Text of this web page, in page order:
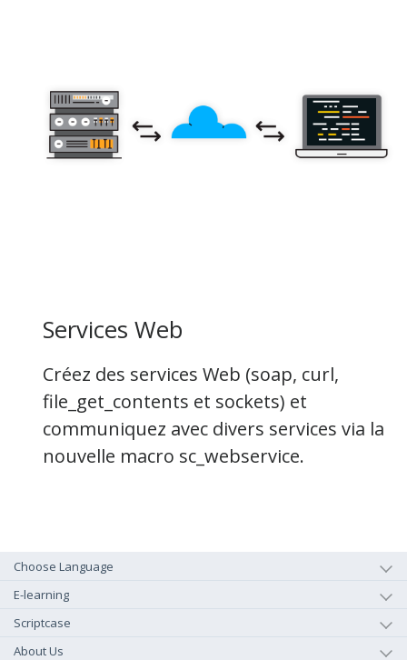
Services Web
Créez des services Web (soap, curl,
file_get_contents et sockets) et
communiquez avec divers services via la
nouvelle macro sc_webservice.
Choose Language
E-learning
Scriptcase
About Us